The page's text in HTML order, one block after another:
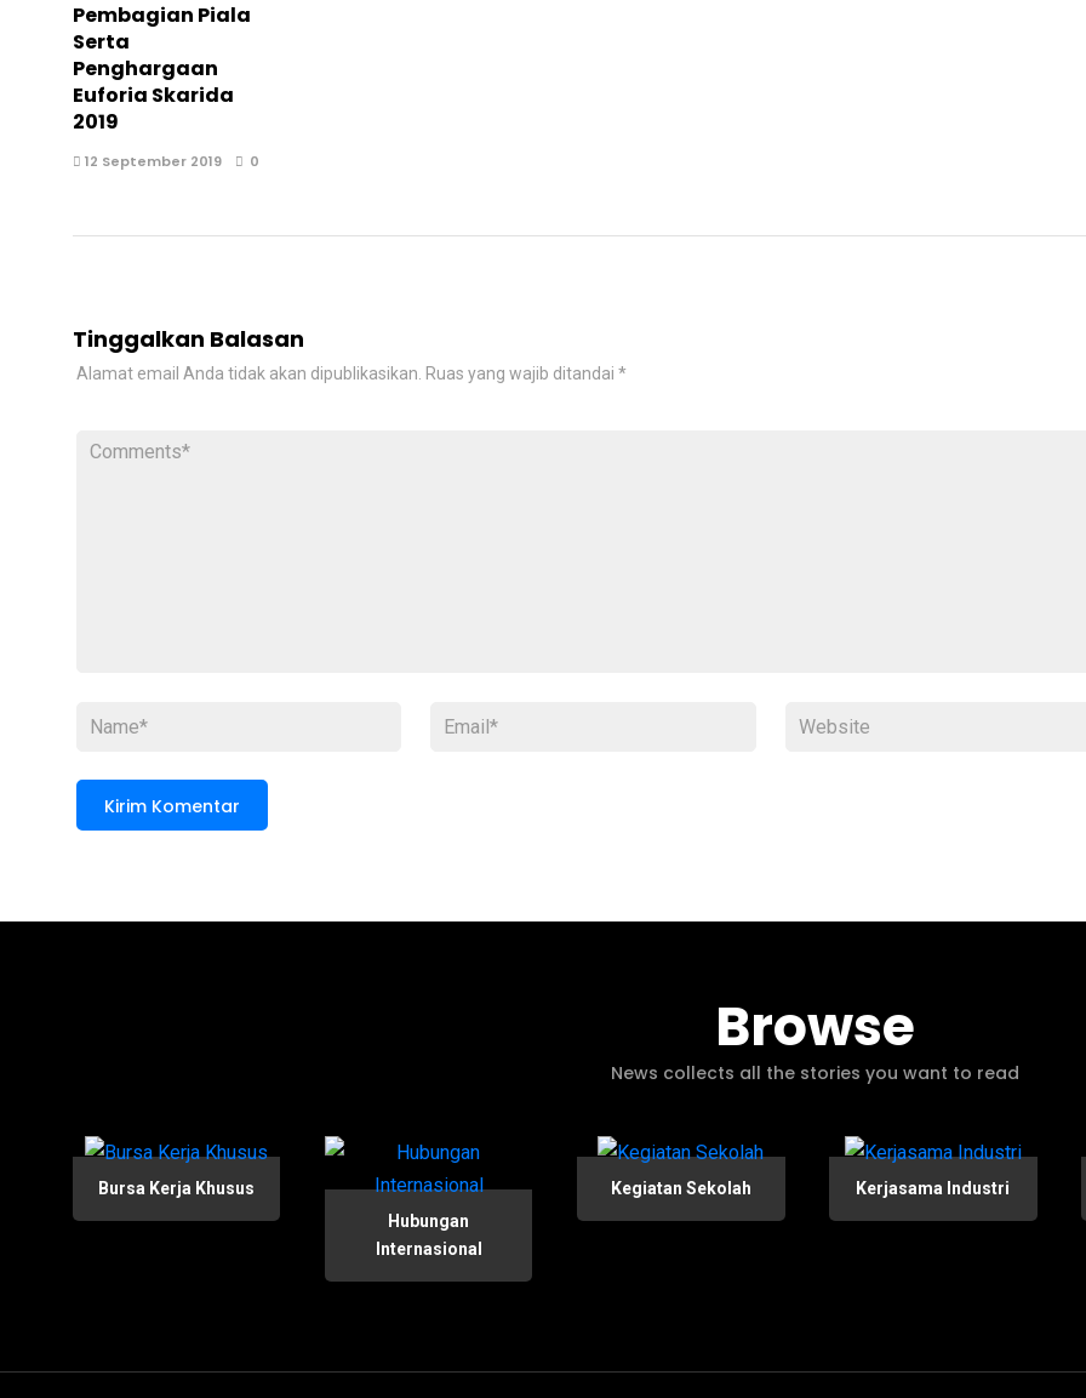
Pembagian Piala
Serta
Penghargaan
Euforia Skarida
2019
12 September 2019 0
Tinggalkan Balasan
Alamat email Anda tidak akan dipublikasikan. Ruas yang wajib ditandai *
Browse
News collects all the stories you want to read
Bursa Kerja Khusus
Hubungan
Internasional
Kegiatan Sekolah Kerjasama Industri